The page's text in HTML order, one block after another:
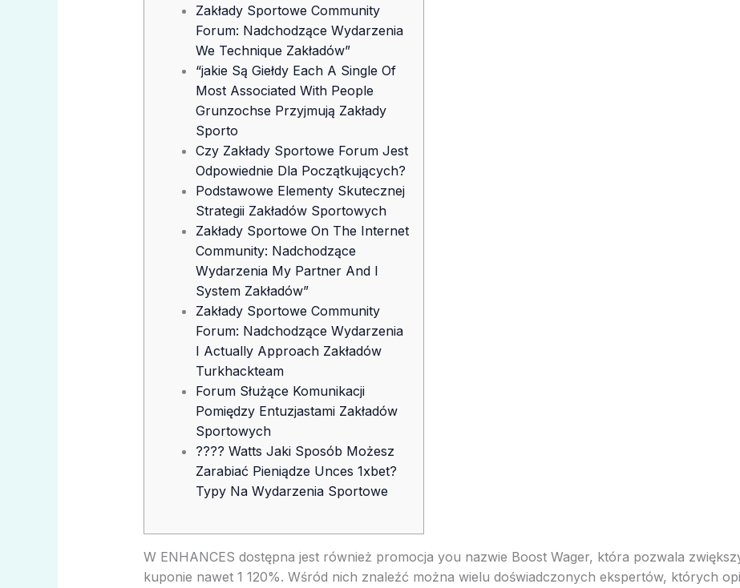
Zakłady Sportowe Community
Forum: Nadchodzące Wydarzenia
We Technique Zakładów”
“jakie Są Giełdy Each A Single Of
Most Associated With People
Grunzochse Przyjmują Zakłady
Sporto
Czy Zakłady Sportowe Forum Jest
Odpowiednie Dla Początkujących?
Podstawowe Elementy Skutecznej
Strategii Zakładów Sportowych
Zakłady Sportowe On The Internet
Community: Nadchodzące
Wydarzenia My Partner And I
System Zakładów”
Zakłady Sportowe Community
Forum: Nadchodzące Wydarzenia
I Actually Approach Zakładów
Turkhackteam
Forum Służące Komunikacji
Pomiędzy Entuzjastami Zakładów
Sportowych
???? Watts Jaki Sposób Możesz
Zarabiać Pieniądze Unces 1xbet?
Typy Na Wydarzenia Sportowe
W ENHANCES dostępna jest również promocja you nazwie Boost Wager, która pozwala
kuponie nawet 1 120%. Wśród nich znaleźć można wielu doświadczonych ekspertów, których